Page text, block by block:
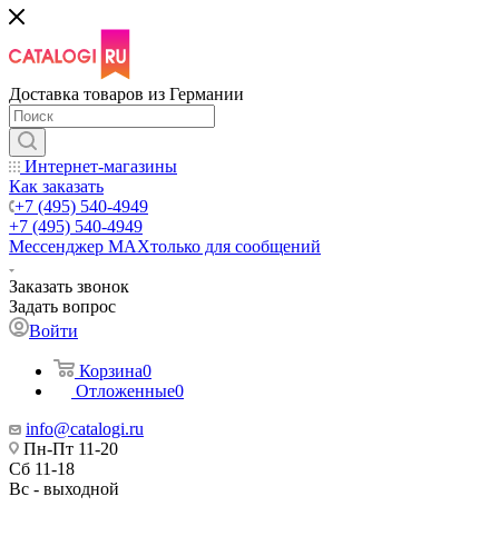
Доставка товаров из Германии
Интернет-магазины
Как заказать
+7 (495) 540-4949
+7 (495) 540-4949
Мессенджер МАХтолько для сообщений
Заказать звонок
Задать вопрос
Войти
Корзина0
Отложенные0
info@catalogi.ru
Пн-Пт 11-20
Сб 11-18
Вс - выходной